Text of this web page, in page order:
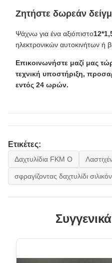
Ζητήστε δωρεάν
Ψάχνω για ένα αξιόπιστο
ηλεκτρονικών αυτοκινήτων ή
Επικοινωνήστε μαζί μας
τεχνική υποστήριξη,
εντός 24 ωρών.
Ετικέτες:
Δαχτυλίδια FKM Ο
σφραγίζοντας δαχτυλίδι